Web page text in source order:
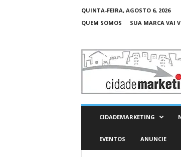
QUINTA-FEIRA, AGOSTO 6, 2026
QUEM SOMOS
SUA MARCA VAI
C
d
CIDADEMARKETING
EVENTOS ANUNCIE